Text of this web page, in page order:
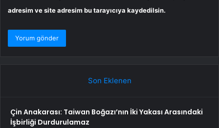
adresim ve site adresim bu tarayıcıya kaydedilsin.
Son Eklenen
Çin Anakarası: Taiwan Boğazı’nın İki Yakası Arasındaki
İşbirliği Durdurulamaz